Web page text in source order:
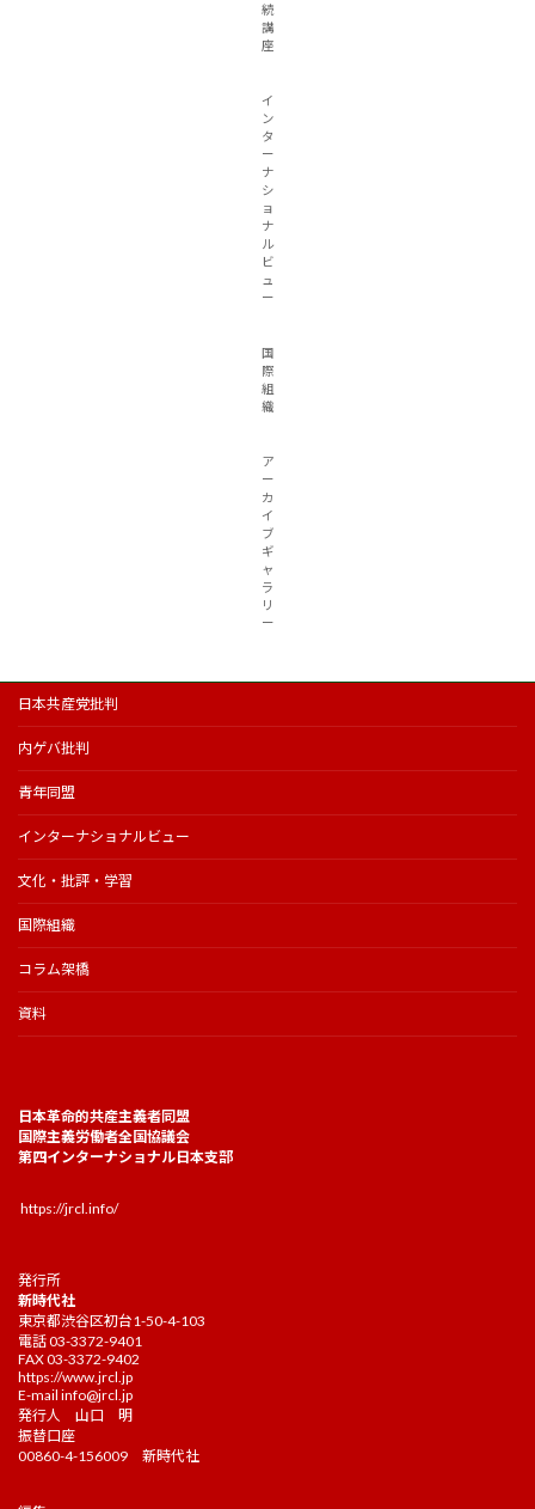
続
講
座
イ
ン
タ
ー
ナ
シ
ョ
ナ
ル
ビ
ュ
ー
国
際
組
織
ア
ー
カ
イ
ブ
ギ
ャ
ラ
リ
ー
日本共産党批判
内ゲバ批判
青年同盟
インターナショナルビュー
文化・批評・学習
国際組織
コラム架橋
資料
日本革命的共産主義者同盟
国際主義労働者全国協議会
第四インターナショナル日本支部
https://jrcl.info/
発行所
新時代社
東京都渋谷区初台1-50-4-103
電話 03-3372-9401
FAX 03-3372-9402
https://www.jrcl.jp
E-mail info@jrcl.jp
発行人 山口 明
振替口座
00860-4-156009 新時代社